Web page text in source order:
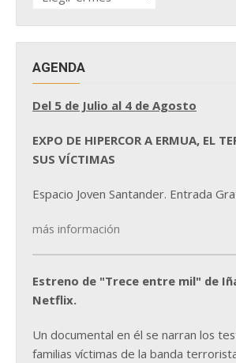
AGENDA
Del 5 de Julio al 4 de Agosto
EXPO DE HIPERCOR A ERMUA, EL
SUS VÍCTIMAS
Espacio Joven Santander. Entrada
más información
Estreno de "Trece entre mil" de
Netflix.
Un documental en él se narran los
familias víctimas de la banda